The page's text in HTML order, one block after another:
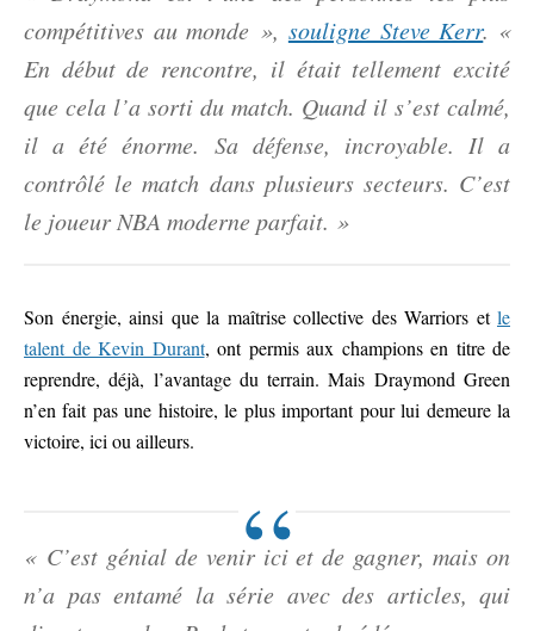
compétitives au monde », souligne Steve Kerr. «
En début de rencontre, il était tellement excité
que cela l’a sorti du match. Quand il s’est calmé,
il a été énorme. Sa défense, incroyable. Il a
contrôlé le match dans plusieurs secteurs. C’est
le joueur NBA moderne parfait. »
Son énergie, ainsi que la maîtrise collective des Warriors et le
talent de Kevin Durant, ont permis aux champions en titre de
reprendre, déjà, l’avantage du terrain. Mais Draymond Green
n’en fait pas une histoire, le plus important pour lui demeure la
victoire, ici ou ailleurs.
« C’est génial de venir ici et de gagner, mais on
n’a pas entamé la série avec des articles, qui